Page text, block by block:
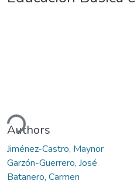
Authors
Jiménez-Castro, Maynor
Garzón-Guerrero, José
Batanero, Carmen